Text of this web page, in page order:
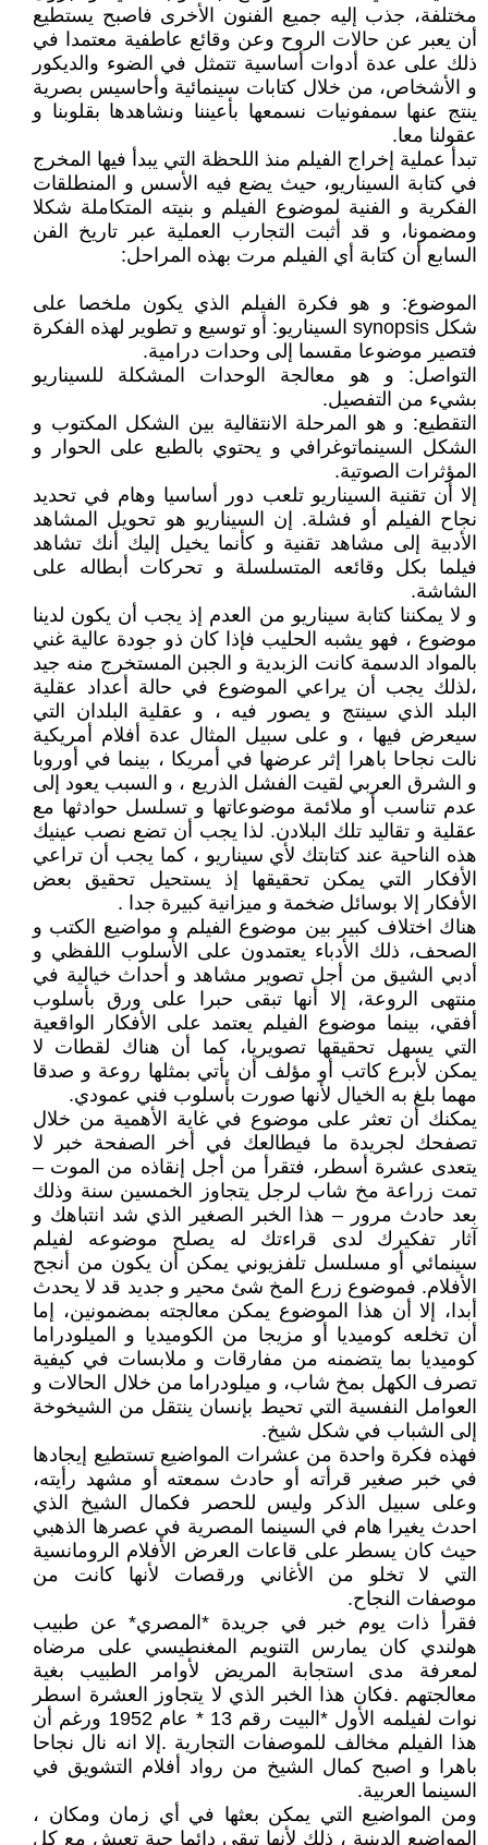
مختلفة، جذب إليه جميع الفنون الأخرى فاصبح يستطيع
أن يعبر عن حالات الروح وعن وقائع عاطفية معتمدا في
ذلك على عدة أدوات أساسية تتمثل في الضوء والديكور
و الأشخاص، من خلال كتابات سينمائية وأحاسيس بصرية
ينتج عنها سمفونيات نسمعها بأعيننا ونشاهدها بقلوبنا و
عقولنا معا.
تبدأ عملية إخراج الفيلم منذ اللحظة التي يبدأ فيها المخرج
في كتابة السيناريو، حيث يضع فيه الأسس و المنطلقات
الفكرية و الفنية لموضوع الفيلم و بنيته المتكاملة شكلا
ومضمونا، و قد أثبت التجارب العملية عبر تاريخ الفن
السابع أن كتابة أي الفيلم مرت بهذه المراحل:
الموضوع: و هو فكرة الفيلم الذي يكون ملخصا على
شكل synopsis السيناريو: أو توسيع و تطوير لهذه الفكرة
فتصير موضوعا مقسما إلى وحدات درامية.
التواصل: و هو معالجة الوحدات المشكلة للسيناريو
بشيء من التفصيل.
التقطيع: و هو المرحلة الانتقالية بين الشكل المكتوب و
الشكل السينماتوغرافي و يحتوي بالطبع على الحوار و
المؤثرات الصوتية.
إلا أن تقنية السيناريو تلعب دور أساسيا وهام في تحديد
نجاح الفيلم أو فشلة. إن السيناريو هو تحويل المشاهد
الأدبية إلى مشاهد تقنية و كأنما يخيل إليك أنك تشاهد
فيلما بكل وقائعه المتسلسلة و تحركات أبطاله على
الشاشة.
و لا يمكننا كتابة سيناريو من العدم إذ يجب أن يكون لدينا
موضوع ، فهو يشبه الحليب فإذا كان ذو جودة عالية غني
بالمواد الدسمة كانت الزبدية و الجبن المستخرج منه جيد
،لذلك يجب أن يراعي الموضوع في حالة أعداد عقلية
البلد الذي سينتج و يصور فيه ، و عقلية البلدان التي
سيعرض فيها ، و على سبيل المثال عدة أفلام أمريكية
نالت نجاحا باهرا إثر عرضها في أمريكا ، بينما في أوروبا
و الشرق العربي لقيت الفشل الذريع ، و السبب يعود إلى
عدم تناسب أو ملائمة موضوعاتها و تسلسل حوادثها مع
عقلية و تقاليد تلك البلادن. لذا يجب أن تضع نصب عينيك
هذه الناحية عند كتابتك لأي سيناريو ، كما يجب أن تراعي
الأفكار التي يمكن تحقيقها إذ يستحيل تحقيق بعض
الأفكار إلا بوسائل ضخمة و ميزانية كبيرة جدا .
هناك اختلاف كبير بين موضوع الفيلم و مواضيع الكتب و
الصحف، ذلك الأدباء يعتمدون على الأسلوب اللفظي و
أدبي الشيق من أجل تصوير مشاهد و أحداث خيالية في
منتهى الروعة، إلا أنها تبقى حبرا على ورق بأسلوب
أفقي، بينما موضوع الفيلم يعتمد على الأفكار الواقعية
التي يسهل تحقيقها تصويريا، كما أن هناك لقطات لا
يمكن لأبرع كاتب أو مؤلف أن يأتي بمثلها روعة و صدقا
مهما بلغ به الخيال لأنها صورت بأسلوب فني عمودي.
يمكنك أن تعثر على موضوع في غاية الأهمية من خلال
تصفحك لجريدة ما فيطالعك في أخر الصفحة خبر لا
يتعدى عشرة أسطر، فتقرأ من أجل إنقاذه من الموت –
تمت زراعة مخ شاب لرجل يتجاوز الخمسين سنة وذلك
بعد حادث مرور – هذا الخبر الصغير الذي شد انتباهك و
آثار تفكيرك لدى قراءتك له يصلح موضوعه لفيلم
سينمائي أو مسلسل تلفزيوني يمكن أن يكون من أنجح
الأفلام. فموضوع زرع المخ شئ محير و جديد قد لا يحدث
أبدا، إلا أن هذا الموضوع يمكن معالجته بمضمونين، إما
أن تخلعه كوميديا أو مزيجا من الكوميديا و الميلودراما
كوميديا بما يتضمنه من مفارقات و ملابسات في كيفية
تصرف الكهل بمخ شاب، و ميلودراما من خلال الحالات و
العوامل النفسية التي تحيط بإنسان ينتقل من الشيخوخة
إلى الشباب في شكل شيخ.
فهذه فكرة واحدة من عشرات المواضيع تستطيع إيجادها
في خبر صغير قرأته أو حادث سمعته أو مشهد رأيته،
وعلى سبيل الذكر وليس للحصر فكمال الشيخ الذي
احدث يغيرا هام في السينما المصرية في عصرها الذهبي
حيث كان يسطر على قاعات العرض الأفلام الرومانسية
التي لا تخلو من الأغاني ورقصات لأنها كانت من
موصفات النجاح.
فقرأ ذات يوم خبر في جريدة *المصري* عن طبيب
هولندي كان يمارس التنويم المغنطيسي على مرضاه
لمعرفة مدى استجابة المريض لأوامر الطبيب بغية
معالجتهم .فكان هذا الخبر الذي لا يتجاوز العشرة اسطر
نوات لفيلمه الأول *البيت رقم 13 * عام 1952 ورغم أن
هذا الفيلم مخالف للموصفات التجارية .إلا انه نال نجاحا
باهرا و اصبح كمال الشيخ من رواد أفلام التشويق في
السينما العربية.
ومن المواضيع التي يمكن بعثها في أي زمان ومكان ،
المواضيع الدينية ، ذلك لأنها تبقى دائما حية تعيش مع كل